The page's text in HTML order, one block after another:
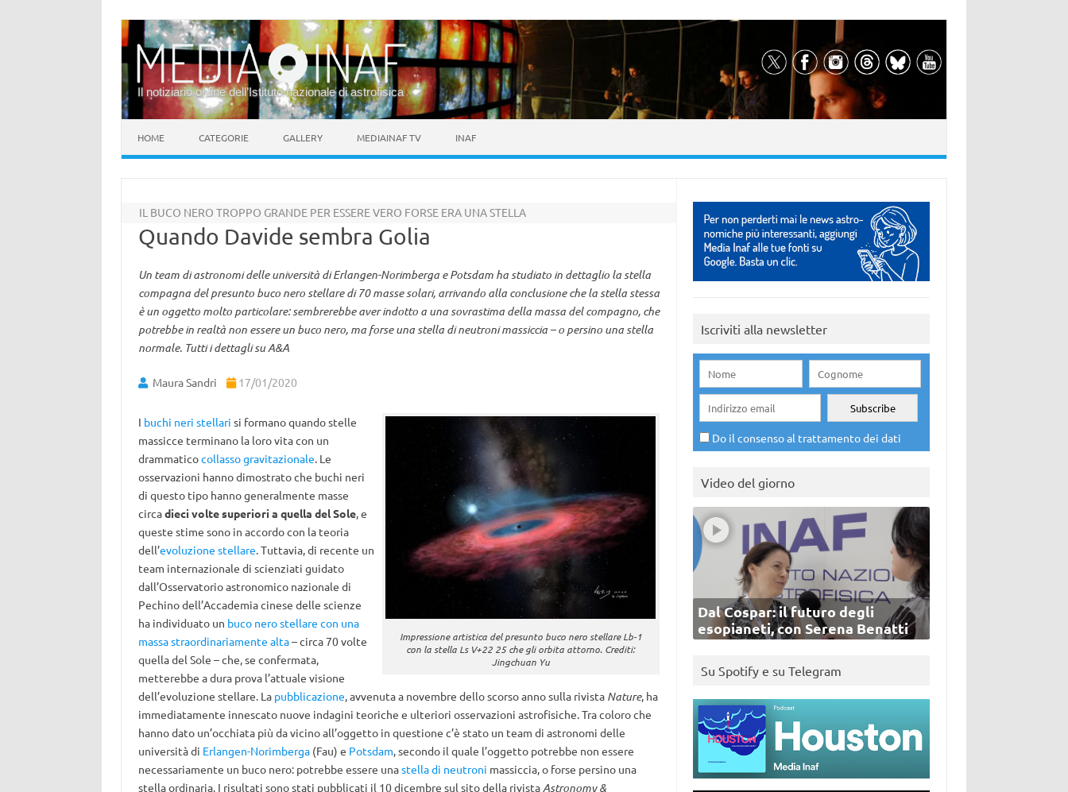
Il notiziario online dell’Istituto nazionale di astrofisica
HOME CATEGORIE GALLERY MEDIAINAF TV INAF
IL BUCO NERO TROPPO GRANDE PER ESSERE VERO FORSE ERA UNA STELLA
Quando Davide sembra Golia
Un team di astronomi delle università di Erlangen-Norimberga e Potsdam ha studiato in dettaglio la stella
compagna del presunto buco nero stellare di 70 masse solari, arrivando alla conclusione che la stella stessa
è un oggetto molto particolare: sembrerebbe aver indotto a una sovrastima della massa del compagno, che
potrebbe in realtà non essere un buco nero, ma forse una stella di neutroni massiccia – o persino una stella
normale. Tutti i dettagli su A&A
Maura Sandri 17/01/2020
Impressione artistica del presunto buco nero stellare Lb-1
con la stella Ls V+22 25 che gli orbita attorno. Crediti:
Jingchuan Yu
I buchi neri stellari si formano quando stelle
massicce terminano la loro vita con un
drammaticocollasso gravitazionale. Le
osservazioni hanno dimostrato che buchi neri
di questo tipo hanno generalmente masse
circadieci volte superiori a quella del Sole, e
queste stime sono in accordo con la teoria
dell’evoluzione stellare. Tuttavia, di recente un
team internazionale di scienziati guidato
dall’Osservatorio astronomico nazionale di
Pechino dell’Accademia cinese delle scienze
ha individuato un buco nero stellare con una
massa straordinariamente alta– circa 70 volte
quella del Sole – che, se confermata,
metterebbe a dura prova l’attuale visione
dell’evoluzione stellare. La pubblicazione, avvenuta a novembre dello scorso anno sulla rivista Nature, ha
immediatamente innescato nuove indagini teoriche e ulteriori osservazioni astrofisiche. Tra coloro che
hanno dato un’occhiata più da vicino all’oggetto in questione c’è stato un team di astronomi delle
università di Erlangen-Norimberga(Fau) e Potsdam, secondo il quale l’oggetto potrebbe non essere
necessariamente un buco nero: potrebbe essere unastella di neutroni massiccia, o forse persino una
stella ordinaria. I risultati sono stati pubblicati il 10 dicembre sul sito della rivistaAstronomy &
Iscriviti alla newsletter
Do il consenso al trattamento dei dati
Video del giorno
Dal Cospar: il futuro degli
esopianeti, con Serena Benatti
Su Spotify e su Telegram